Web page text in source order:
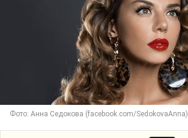
Фото: Анна Седокова (facebook.com/SedokovaAnna)